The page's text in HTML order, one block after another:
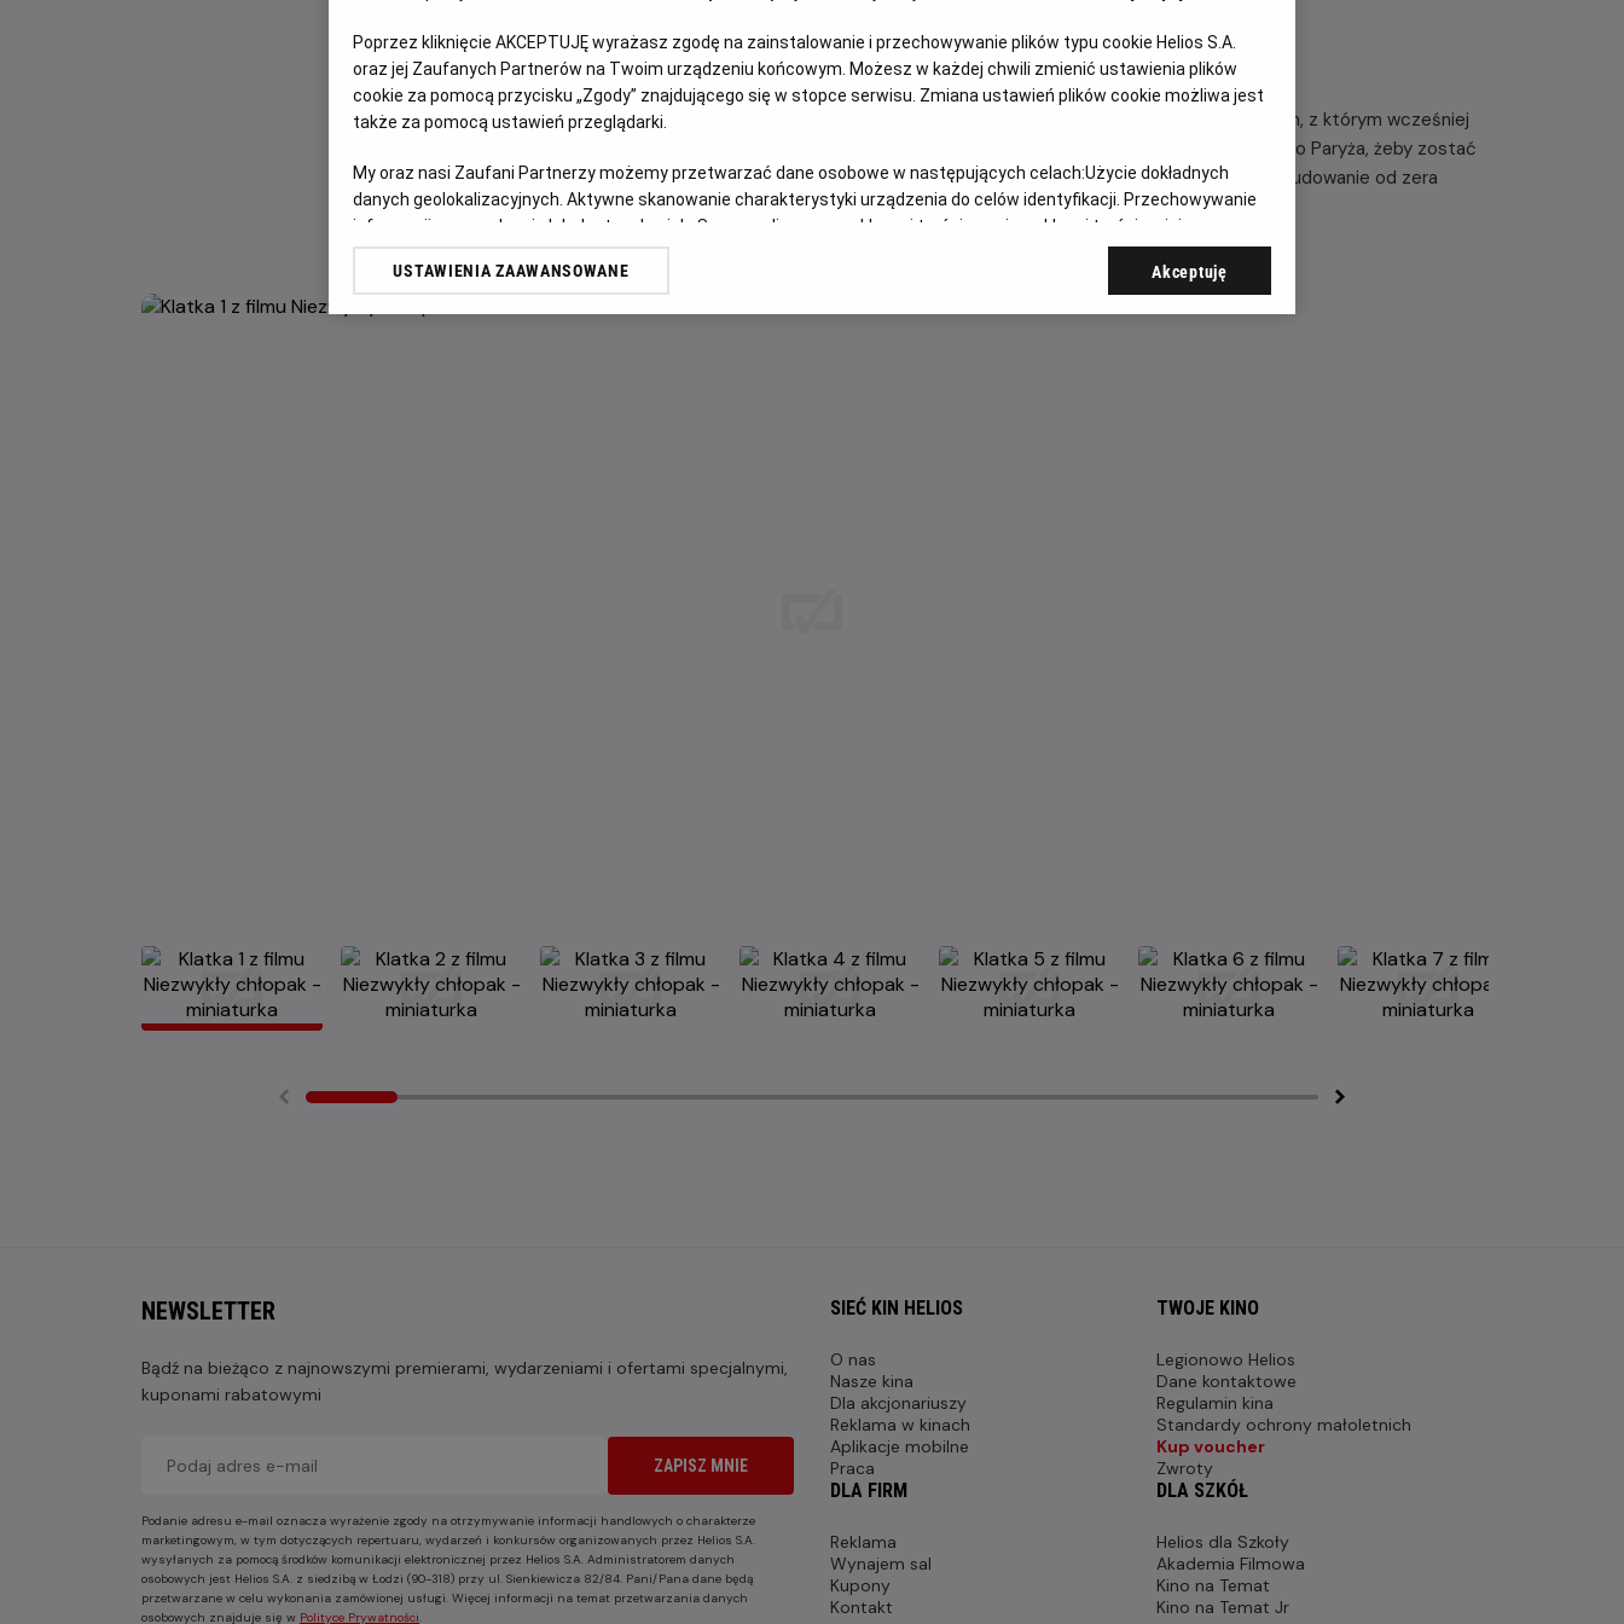
OPIS FILMU
9-letni Wolfgang po nagłej śmierci matki jest zmuszony zamieszkać ze swoim ojcem, z którym wcześniej
nie utrzymywał kontaktu. Chłopiec ma wysoki iloraz inteligencji i marzy o wyjeździe do Paryża, żeby zostać
najlepszym pianistą na świecie. Jednak największym wyzwaniem będzie dla niego zbudowanie od zera
relacji ze swoim rodzicem.
NEWSLETTER
Bądź na bieżąco z najnowszymi premierami, wydarzeniami i ofertami specjalnymi,
kuponami rabatowymi
ZAPISZ MNIE
Podanie adresu e-mail oznacza wyrażenie zgody na otrzymywanie informacji handlowych o charakterze
marketingowym, w tym dotyczących repertuaru, wydarzeń i konkursów organizowanych przez Helios S.A.
wysyłanych za pomocą środków komunikacji elektronicznej przez Helios S.A. Administratorem danych
osobowych jest Helios S.A. z siedzibą w Łodzi (90-318) przy ul. Sienkiewicza 82/84. Pani/Pana dane będą
przetwarzane w celu wykonania zamówionej usługi. Więcej informacji na temat przetwarzania danych
osobowych znajduje się w Polityce Prywatności.
SIEĆ KIN HELIOS
O nas
Nasze kina
Dla akcjonariuszy
Reklama w kinach
Aplikacje mobilne
Praca
TWOJE KINO
Legionowo Helios
Dane kontaktowe
Regulamin kina
Standardy ochrony małoletnich
Kup voucher
Zwroty
DLA FIRM
Reklama
Wynajem sal
Kupony
Kontakt
DLA SZKÓŁ
Helios dla Szkoły
Akademia Filmowa
Kino na Temat
Kino na Temat Jr
Poprzez kliknięcie AKCEPTUJĘ wyrażasz zgodę na zainstalowanie i przechowywanie plików typu cookie Helios S.A.
oraz jej Zaufanych Partnerów na Twoim urządzeniu końcowym. Możesz w każdej chwili zmienić ustawienia plików
cookie za pomocą przycisku „Zgody” znajdującego się w stopce serwisu. Zmiana ustawień plików cookie możliwa jest
także za pomocą ustawień przeglądarki.
My oraz nasi Zaufani Partnerzy możemy przetwarzać dane osobowe w następujących celach:Użycie dokładnych
danych geolokalizacyjnych. Aktywne skanowanie charakterystyki urządzenia do celów identyfikacji. Przechowywanie
informacji na urządzeniu lub dostęp do nich. Spersonalizowane reklamy i treści, pomiar reklam i treści, opinie
odbiorców i ulepszanie usług.
USTAWIENIA ZAAWANSOWANE Akceptuję